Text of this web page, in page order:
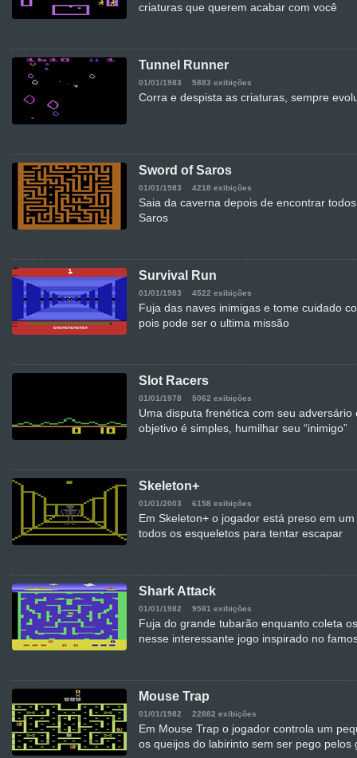
criaturas que querem acabar com você
Tunnel Runner
01/01/1983 5883 exibições
Corra e despista as criaturas, sempre
Sword of Saros
01/01/1983 4218 exibições
Saia da caverna depois de encontrar
Saros
Survival Run
01/01/1983 4522 exibições
Fuja das naves inimigas e tome cuidado
pois pode ser o ultima missão
Slot Racers
01/01/1978 5062 exibições
Uma disputa frenética com seu
objetivo é simples, humilhar seu “inimigo”
Skeleton+
01/01/2003 6158 exibições
Em Skeleton+ o jogador está preso em
todos os esqueletos para tentar escapar
Shark Attack
01/01/1982 9581 exibições
Fuja do grande tubarão enquanto coleta
nesse interessante jogo inspirado no
Mouse Trap
01/01/1982 22882 exibições
Em Mouse Trap o jogador controla um
os queijos do labirinto sem ser pego pelos